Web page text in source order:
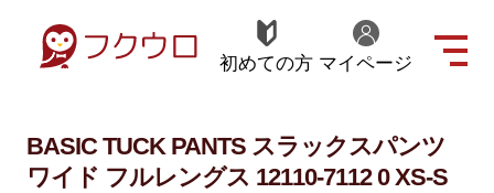
初めての方 マイページ
BASIC TUCK PANTS スラックスパンツ
ワイド フルレングス 12110-7112 0 XS-S